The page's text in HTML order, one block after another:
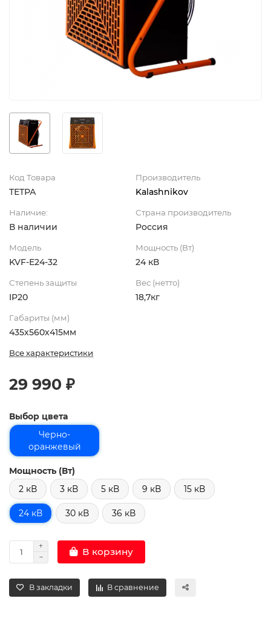
Код Товара
ТЕТРА
Производитель
Kalashnikov
Наличие:
В наличии
Страна производитель
Россия
Модель
KVF-E24-32
Мощность (Вт)
24 кВ
Степень защиты
IP20
Вес (нетто)
18,7кг
Габариты (мм)
435х560х415мм
Все характеристики
29 990 ₽
Выбор цвета
Черно-
оранжевый
Мощность (Вт)
2 кВ
3 кВ 5 кВ 9 кВ 15 кВ
24 кВ 30 кВ 36 кВ
В корзину
В закладки В сравнение